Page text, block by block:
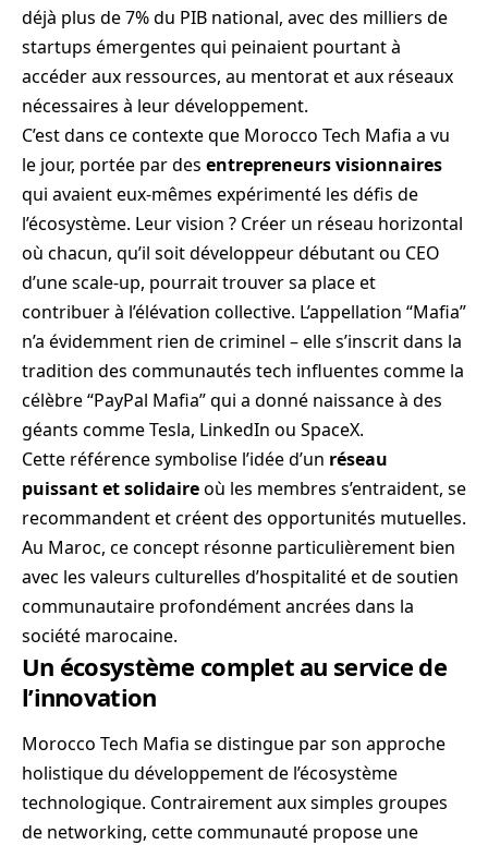
déjà plus de 7% du PIB national, avec des milliers de
startups émergentes qui peinaient pourtant à
accéder aux ressources, au mentorat et aux réseaux
nécessaires à leur développement.
C’est dans ce contexte que Morocco Tech Mafia a vu
le jour, portée par des entrepreneurs visionnaires
qui avaient eux-mêmes expérimenté les défis de
l’écosystème. Leur vision ? Créer un réseau horizontal
où chacun, qu’il soit développeur débutant ou CEO
d’une scale-up, pourrait trouver sa place et
contribuer à l’élévation collective. L’appellation “Mafia”
n’a évidemment rien de criminel – elle s’inscrit dans la
tradition des communautés tech influentes comme la
célèbre “PayPal Mafia” qui a donné naissance à des
géants comme Tesla, LinkedIn ou SpaceX.
Cette référence symbolise l’idée d’un réseau
puissant et solidaireoù les membres s’entraident, se
recommandent et créent des opportunités mutuelles.
Au Maroc, ce concept résonne particulièrement bien
avec les valeurs culturelles d’hospitalité et de soutien
communautaire profondément ancrées dans la
société marocaine.
Un écosystème complet au service de
l’innovation
Morocco Tech Mafia se distingue par son approche
holistique du développement de l’écosystème
technologique. Contrairement aux simples groupes
de networking, cette communauté propose une